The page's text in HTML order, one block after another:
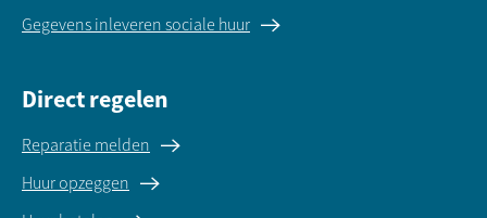
Gegevens inleveren sociale huur
Direct regelen
Reparatie melden
Huur opzeggen